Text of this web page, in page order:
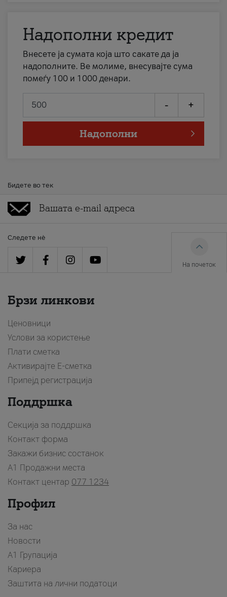
Надополни кредит
Внесете ја сумата која што сакате да ја
надополните. Ве молиме, внесувајте сума
помеѓу 100 и 1000 денари.
- +
Надополни
Бидете во тек
Следете нè
На почеток
Брзи линкови
Ценовници
Услови за користење
Плати сметка
Активирајте Е-сметка
Припејд регистрација
Поддршка
Секција за поддршка
Контакт форма
Закажи бизнис состанок
A1 Продажни места
Контакт центар 077 1234
Профил
За нас
Новости
А1 Групација
Кариера
Заштита на лични податоци